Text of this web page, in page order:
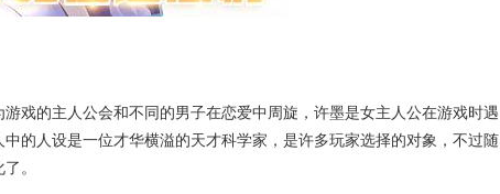
戏的主人公会和不同的男子在恋爱中周旋，许墨是女主人公在游戏时遇
的人设是一位才华横溢的天才科学家，是许多玩家选择的对象，不过随
。